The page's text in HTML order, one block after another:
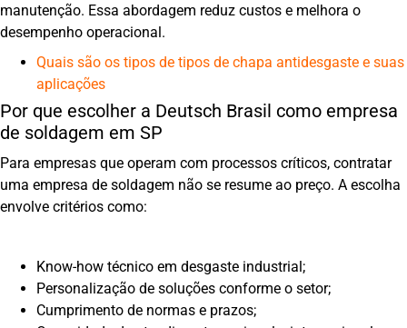
manutenção. Essa abordagem reduz custos e melhora o
desempenho operacional.
Quais são os tipos de tipos de chapa antidesgaste e suas
aplicações
Por que escolher a Deutsch Brasil como empresa
de soldagem em SP
Para empresas que operam com processos críticos, contratar
uma empresa de soldagem não se resume ao preço. A escolha
envolve critérios como:
Know-how técnico em desgaste industrial;
Personalização de soluções conforme o setor;
Cumprimento de normas e prazos;